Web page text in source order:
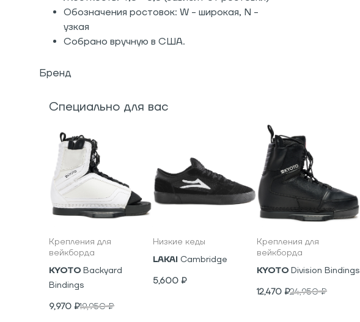
Обозначения ростовок: W - широкая, N -
узкая
Собрано вручную в США.
Бренд
Специально для вас
Крепления для
вейкборда
KYOTO Backyard
Bindings
9,970 ₽19,950₽
Низкие кеды
LAKAI Cambridge
5,600 ₽
Крепления для
вейкборда
KYOTO Division Bindings
12,470 ₽24,950₽